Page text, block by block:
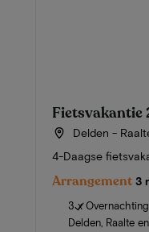
Fietsvakantie
Delden -
4-Daagse
Arrangement 3
3 x
Delden, Raalte